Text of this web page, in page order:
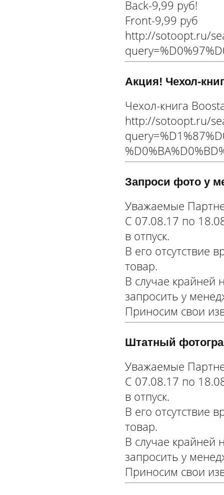
Back-9,99 руб!
Front-9,99 руб
http://sotoopt.ru/
Акция! Чехол-
Чехол-книга
http://sotoopt.ru/
Запроси фото у
Уважаемые
С 07.08.17 по
в отпуск.
В его отсутствие
товар.
В случае крайней
запросить у
Приносим свои
Штатный
Уважаемые
С 07.08.17 по
в отпуск.
В его отсутствие
товар.
В случае крайней
запросить у
Приносим свои